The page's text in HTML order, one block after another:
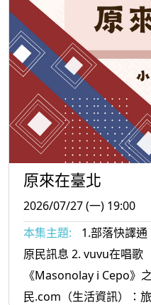
原來在臺北
2026/07/27 (一) 19:00
本集主題:
1.部落快譯
原民訊息 2. vuvu在唱歌（原民音樂）：漂流出口
《Masonolay i Cepo》
民.com（生活資訊）：